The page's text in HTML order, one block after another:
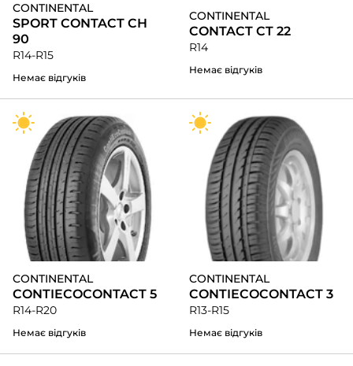
CONTINENTAL
SPORT CONTACT CH
90
R14-R15
Немає відгуків
CONTINENTAL
CONTACT CT 22
R14
Немає відгуків
CONTINENTAL
CONTIECOCONTACT 5
R14-R20
Немає відгуків
CONTINENTAL
CONTIECOCONTACT 3
R13-R15
Немає відгуків